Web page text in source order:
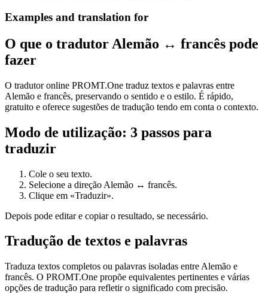
Examples and translation for
O que o tradutor Alemão ↔ francês pode
fazer
O tradutor online PROMT.One traduz textos e palavras entre
Alemão e francês, preservando o sentido e o estilo. É rápido,
gratuito e oferece sugestões de tradução tendo em conta o contexto.
Modo de utilização: 3 passos para
traduzir
Cole o seu texto.
Selecione a direção Alemão ↔ francês.
Clique em «Traduzir».
Depois pode editar e copiar o resultado, se necessário.
Tradução de textos e palavras
Traduza textos completos ou palavras isoladas entre Alemão e
francês. O PROMT.One propõe equivalentes pertinentes e várias
opções de tradução para refletir o significado com precisão.